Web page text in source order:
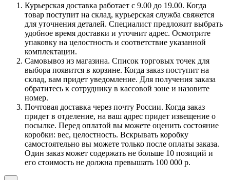
Курьерская доставка работает с 9.00 до 19.00. Когда
товар поступит на склад, курьерская служба свяжется
для уточнения деталей. Специалист предложит выбрать
удобное время доставки и уточнит адрес. Осмотрите
упаковку на целостность и соответствие указанной
комплектации.
Самовывоз из магазина. Список торговых точек для
выбора появится в корзине. Когда заказ поступит на
склад, вам придет уведомление. Для получения заказа
обратитесь к сотруднику в кассовой зоне и назовите
номер.
Почтовая доставка через почту России. Когда заказ
придет в отделение, на ваш адрес придет извещение о
посылке. Перед оплатой вы можете оценить состояние
коробки: вес, целостность. Вскрывать коробку
самостоятельно вы можете только после оплаты заказа.
Один заказ может содержать не больше 10 позиций и
его стоимость не должна превышать 100 000 р.